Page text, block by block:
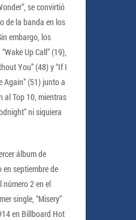
se convirtió
de la banda en los
embargo, los
Up Call” (19),
You” (48) y “If I
Again” (51) junto a
al Top 10, mientras
ni siquiera
álbum de
septiembre de
2 en el
single, “Misery”
en Billboard Hot